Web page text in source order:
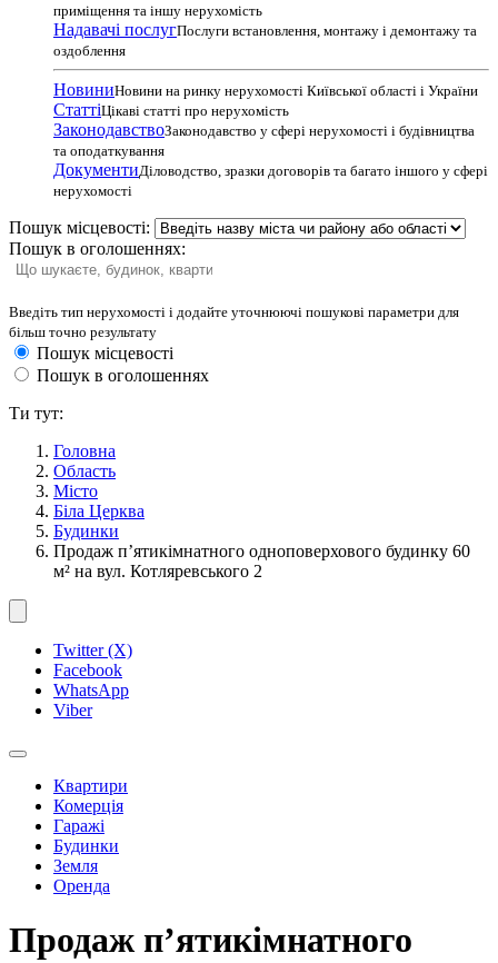
приміщення та іншу нерухомість
Надавачі послугПослуги встановлення, монтажу і демонтажу та
оздоблення
НовиниНовини на ринку нерухомості Київської області і України
СтаттіЦікаві статті про нерухомість
ЗаконодавствоЗаконодавство у сфері нерухомості і будівництва
та оподаткування
ДокументиДіловодство, зразки договорів та багато іншого у сфері
нерухомості
Пошук місцевості:
Пошук в оголошеннях:
Введіть тип нерухомості і додайте уточнюючі пошукові параметри для
більш точно результату
Пошук місцевості
Пошук в оголошеннях
Ти тут:
Головна
Область
Місто
Біла Церква
Будинки
Продаж п’ятикімнатного одноповерхового будинку 60
м² на вул. Котляревського 2
Twitter (X)
Facebook
WhatsApp
Viber
Квартири
Комерція
Гаражі
Будинки
Земля
Оренда
Продаж п’ятикімнатного